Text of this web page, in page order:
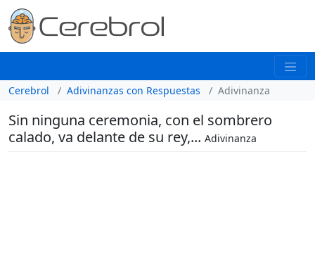
Cerebrol Adivinanzas con Respuestas Adivinanza
Sin ninguna ceremonia, con el sombrero
calado, va delante de su rey,... Adivinanza